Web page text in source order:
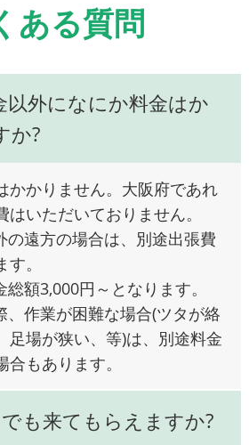
ある質問
以外になにか料金はか
か?
かかりません。大阪府であれ
はいただいておりません。
の遠方の場合は、別途出張費
。
額3,000円～となります。
、作業が困難な場合(ツタが絡
足場が狭い、等)は、別途料金
合もあります。
も来てもらえますか?